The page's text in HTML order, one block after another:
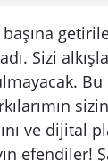
Sizi
ve dijital
efendiler!